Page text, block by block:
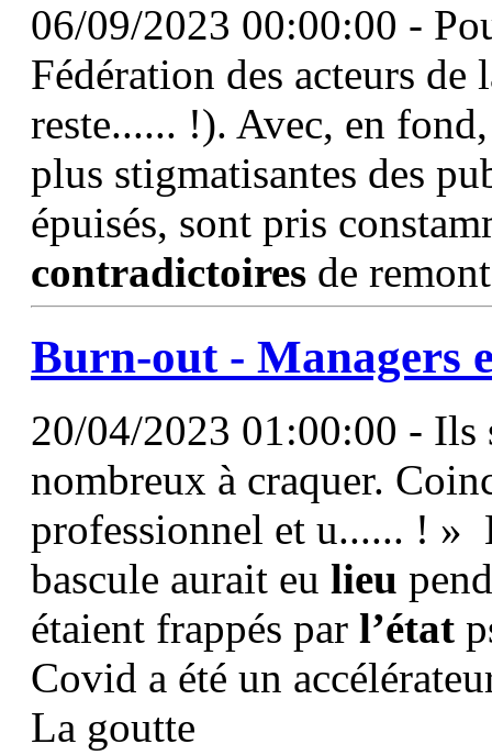
06/09/2023 00:00:00 -
Fédération des acteurs de
reste...... !). Avec, en
plus stigmatisantes des
épuisés, sont pris
contradictoires de
Burn-out - Managers
20/04/2023 01:00:00 - Ils
nombreux à craquer.
professionnel et u...... ! »
bascule aurait eu lieu
étaient frappés par l’état
Covid a été un
La goutte